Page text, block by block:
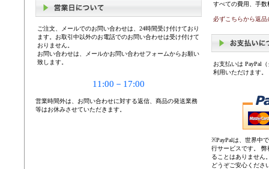
ご注文、メールでのお問い合わせは、24時間受け付けており
ます。お取引中以外のお電話でのお問い合わせは受け付けて
おりません。
お問い合わせは、メールかお問い合わせフォームからお願い
致します。
11:00－17:00
営業時間外は、お問い合わせに対する返信、商品の発送業務
等はお休みさせていただきます。
すべての費用、手
必ずこちらから返
お支払いは PayPal
利用いただけます。
※PayPalは、世界中
行サービスです。
ることはありません
どうぞご安心くださ